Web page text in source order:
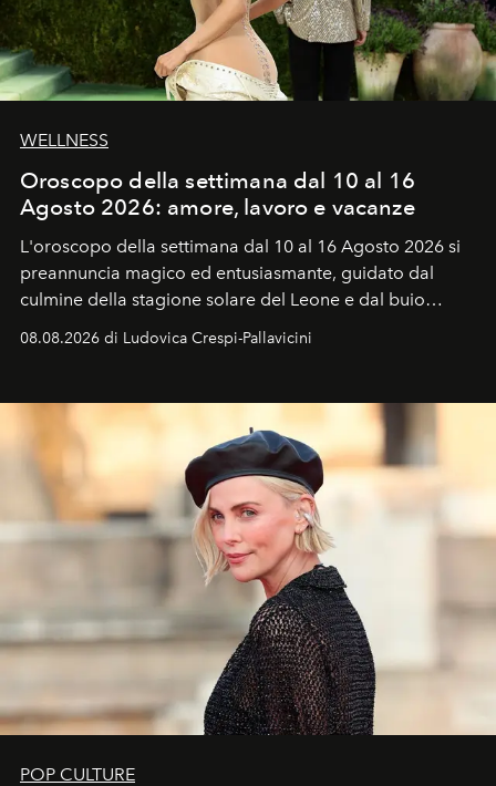
WELLNESS
Oroscopo della settimana dal 10 al 16
Agosto 2026: amore, lavoro e vacanze
L'oroscopo della settimana dal 10 al 16 Agosto 2026 si
preannuncia magico ed entusiasmante, guidato dal
culmine della stagione solare del Leone e dal buio
ideale per la notte delle Perseidi.
08.08.2026 di Ludovica Crespi-Pallavicini
POP CULTURE